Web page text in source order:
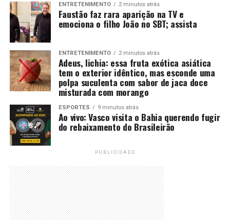
ENTRETENIMENTO 2 minutos atrás
Faustão faz rara aparição na TV e
emociona o filho João no SBT; assista
ENTRETENIMENTO 2 minutos atrás
Adeus, lichia: essa fruta exótica asiática
tem o exterior idêntico, mas esconde uma
polpa suculenta com sabor de jaca doce
misturada com morango
ESPORTES 9 minutos atrás
Ao vivo: Vasco visita o Bahia querendo fugir
do rebaixamento do Brasileirão
PUBLICIDADE